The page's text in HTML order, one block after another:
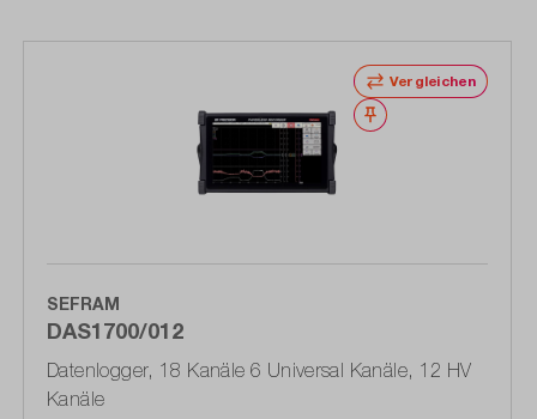
Vergleichen
Merken
SEFRAM
DAS1700/012
Datenlogger, 18 Kanäle 6 Universal Kanäle, 12 HV
Kanäle